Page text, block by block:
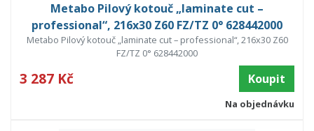
Metabo Pilový kotouč „laminate cut –
professional“, 216x30 Z60 FZ/TZ 0° 628442000
Metabo Pilový kotouč „laminate cut – professional“, 216x30 Z60
FZ/TZ 0° 628442000
3 287 Kč Koupit
Na objednávku